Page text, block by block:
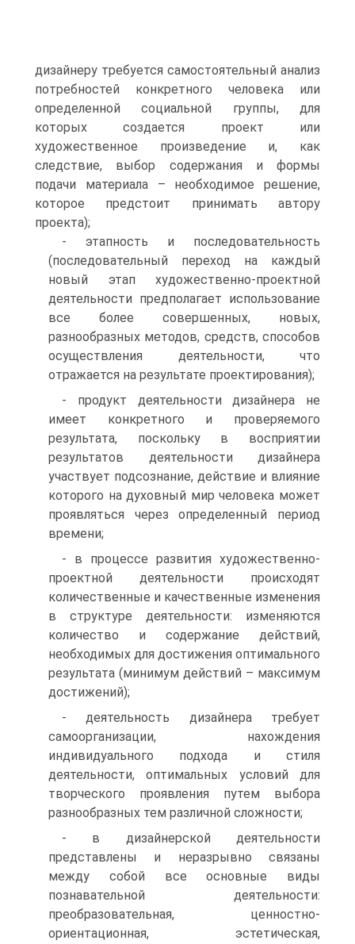
дизайнеру требуется самостоятельный анализ
потребностей конкретного человека или
определенной социальной группы, для
которых создается проект или
художественное произведение и, как
следствие, выбор содержания и формы
подачи материала – необходимое решение,
которое предстоит принимать автору
проекта);
- этапность и последовательность
(последовательный переход на каждый
новый этап художественно-проектной
деятельности предполагает использование
все более совершенных, новых,
разнообразных методов, средств, способов
осуществления деятельности, что
отражается на результате проектирования);
- продукт деятельности дизайнера не
имеет конкретного и проверяемого
результата, поскольку в восприятии
результатов деятельности дизайнера
участвует подсознание, действие и влияние
которого на духовный мир человека может
проявляться через определенный период
времени;
- в процессе развития художественно-
проектной деятельности происходят
количественные и качественные изменения
в структуре деятельности: изменяются
количество и содержание действий,
необходимых для достижения оптимального
результата (минимум действий – максимум
достижений);
- деятельность дизайнера требует
самоорганизации, нахождения
индивидуального подхода и стиля
деятельности, оптимальных условий для
творческого проявления путем выбора
разнообразных тем различной сложности;
- в дизайнерской деятельности
представлены и неразрывно связаны
между собой все основные виды
познавательной деятельности:
преобразовательная, ценностно-
ориентационная, эстетическая,